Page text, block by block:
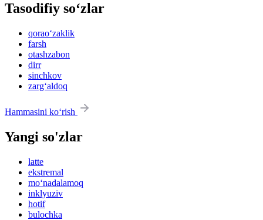
Tasodifiy so‘zlar
qorao‘zaklik
farsh
otashzabon
dirr
sinchkov
zarg‘aldoq
Hammasini ko‘rish
Yangi so'zlar
latte
ekstremal
mo‘nadalamoq
inklyuziv
hotif
bulochka